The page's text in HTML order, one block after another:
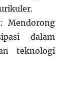
: Mendorong
dalam
teknologi